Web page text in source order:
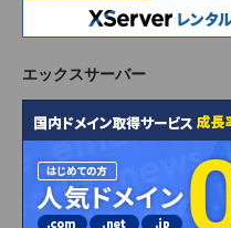
エックスサーバー